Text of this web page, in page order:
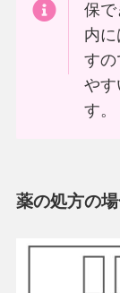
保で
内
すの
やす
す。
薬の処方の